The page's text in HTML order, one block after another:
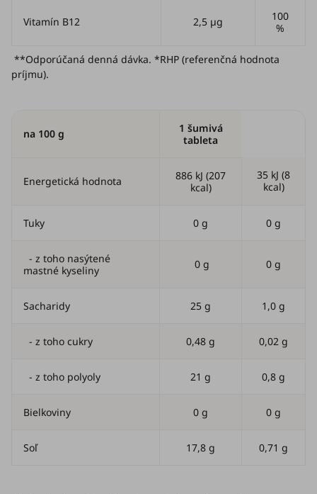
Vitamín B12 2,5 µg
100
%
**Odporúčaná denná dávka. *RHP (referenčná hodnota
príjmu).
na 100 g
1 šumivá
tableta
Energetická hodnota
886 kJ (207
kcal)
35 kJ (8
kcal)
Tuky 0 g 0 g
- z toho nasýtené
mastné kyseliny
0 g 0 g
Sacharidy 25 g 1,0 g
- z toho cukry 0,48 g 0,02 g
- z toho polyoly 21 g 0,8 g
Bielkoviny 0 g 0 g
Soľ 17,8 g 0,71 g